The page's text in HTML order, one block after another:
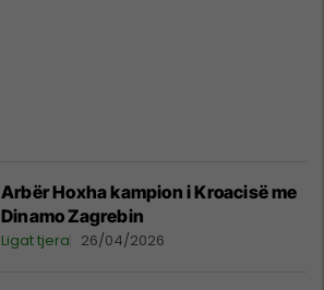
Arbër Hoxha kampion i Kroacisë me
Dinamo Zagrebin
Ligat tjera 26/04/2026